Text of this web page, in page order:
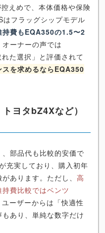
えめで、本体価格や保険
フラッグシップモデル
持費もEQA350の1.5〜2
ーナーの声では
た選択」と評価されて
を求めるならEQA350
ヨタbZ4Xなど）
部品代も比較的安価で
充実しており、購入初年
あります。ただし、 高
費比較ではベンツ
ーザーからは「快適性
あり、単純な数字だけ